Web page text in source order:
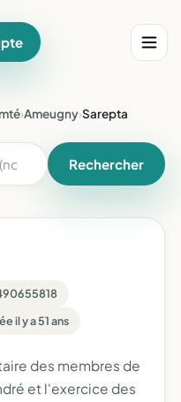
›Ameugny›Sarepta
Rechercher
il y a 51 ans
des membres de
et l'exercice des